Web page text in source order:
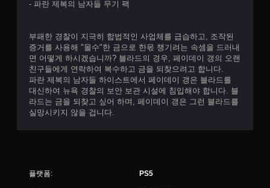
레
가
능
컨
트
롤
러
진
동
- 파란 제복의 남자들 무기 팩
부패한 경찰이 지극히 합법적인 사업체를 급습하고, 조작된
증거를 사용해 "몰수"한 금으로 한몫 챙기려는 속셈을 드러내
면 어떻게 하시겠습니까? 블라드의 경우, 페이데이 갱의 오랜
친구들에게 연락하여 복수하고 금을 되찾으려고 합니다.
파란 제복의 남자들 하이스트에서 페이데이 갱은 블라드를
대신하여 뉴욕 경찰의 보안 보관 시설에 침입해야 합니다. 블
라드는 금을 되찾고 싶어 하며, 페이데이 갱은 그런 블라드를
실망시키지 않을 겁니다.
플랫폼: PS5